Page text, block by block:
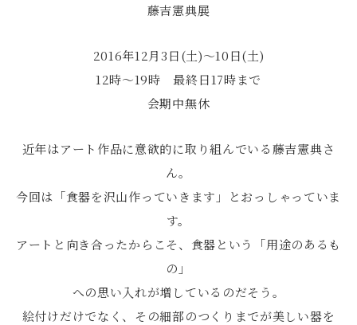
藤吉憲典展
2016年12月3日(土)〜10日(土)
12時～19時 最終日17時まで
会期中無休
近年はアート作品に意欲的に取り組んでいる藤吉憲典さ
ん。
今回は「食器を沢山作っていきます」とおっしゃっていま
す。
アートと向き合ったからこそ、食器という「用途のあるも
の」
への思い入れが増しているのだそう。
絵付けだけでなく、その細部のつくりまでが美しい器を